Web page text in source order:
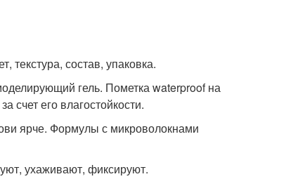
текстура, состав, упаковка.
гель. Пометка waterproof на
счет его влагостойкости.
ярче. Формулы с микроволокнами
ухаживают, фиксируют.